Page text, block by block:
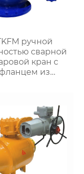
ручной
сварной
кран с
из